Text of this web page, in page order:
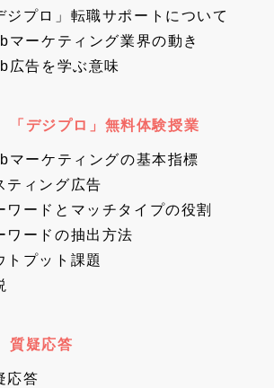
ジプロ」転職サポートについて
マーケティング業界の動き
広告を学ぶ意味
「デジプロ」無料体験授業
マーケティングの基本指標
ティング広告
ワードとマッチタイプの役割
ワードの抽出方法
トプット課題
質疑応答
応答